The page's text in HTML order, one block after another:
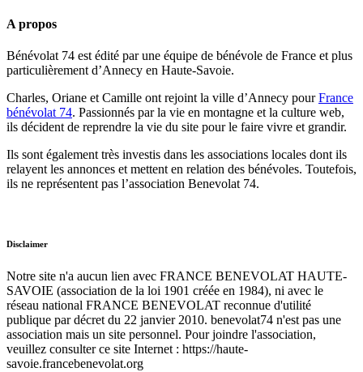
A propos
Bénévolat 74 est édité par une équipe de bénévole de France et plus
particulièrement d’Annecy en Haute-Savoie.
Charles, Oriane et Camille ont rejoint la ville d’Annecy pourFrance
bénévolat 74. Passionnés par la vie en montagne et la culture web,
ils décident de reprendre la vie du site pour le faire vivre et grandir.
Ils sont également très investis dans les associations locales dont ils
relayent les annonces et mettent en relation des bénévoles. Toutefois,
ils ne représentent pas l’association Benevolat 74.
Disclaimer
Notre site n'a aucun lien avec FRANCE BENEVOLAT HAUTE-
SAVOIE (association de la loi 1901 créée en 1984), ni avec le
réseau national FRANCE BENEVOLAT reconnue d'utilité
publique par décret du 22 janvier 2010. benevolat74 n'est pas une
association mais un site personnel. Pour joindre l'association,
veuillez consulter ce site Internet : https://haute-
savoie.francebenevolat.org